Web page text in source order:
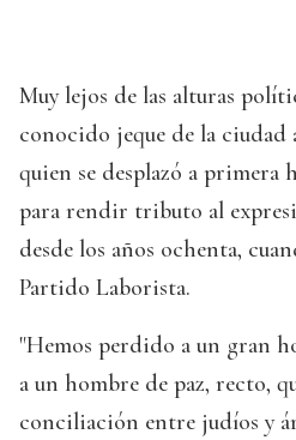
Muy lejos de las alturas
conocido jeque de la ciudad
quien se desplazó a primera
para rendir tributo al
desde los años ochenta,
Partido Laborista.
"Hemos perdido a un gran
a un hombre de paz, recto,
conciliación entre judíos y